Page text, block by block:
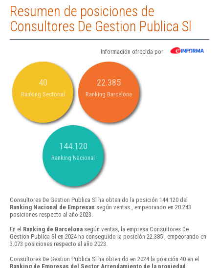
Resumen de posiciones de
Consultores De Gestion Publica Sl
Información ofrecida por
40
Ranking Sectorial
22.385
Ranking Barcelona
144.120
Ranking Nacional
Consultores De Gestion Publica Sl ha obtenido la posición 144.120 del
Ranking Nacional de Empresas según ventas , empeorando en 20.243
posiciones respecto al año 2023.
En el Ranking de Barcelona según ventas, la empresa Consultores De
Gestion Publica Sl en 2024 ha conseguido la posición 22.385 , empeorando en
3.073 posiciones respecto al año 2023.
Consultores De Gestion Publica Sl ha obtenido en 2024 la posición 40 en el
Ranking de Empresas del Sector Arrendamiento de la propiedad